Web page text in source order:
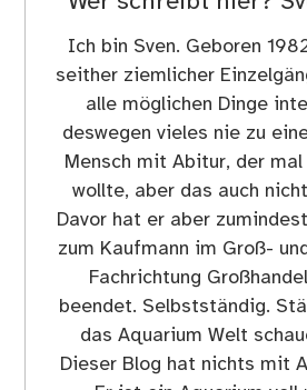
Ich bin Sven. Geboren
seither ziemlicher
alle möglichen Dinge
deswegen vieles nie zu
Mensch mit Abitur, der
wollte, aber das auch
Davor hat er aber
zum Kaufmann im Groß-
Fachrichtung
beendet. Selbstständig.
das Aquarium Welt
Dieser Blog hat nichts mit